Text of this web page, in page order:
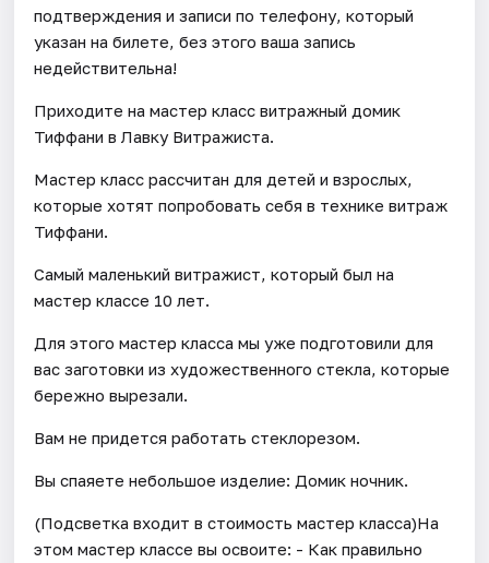
подтверждения и записи по телефону, который
указан на билете, без этого ваша запись
недействительна!
Приходите на мастер класс витражный домик
Тиффани в Лавку Витражиста.
Мастер класс рассчитан для детей и взрослых,
которые хотят попробовать себя в технике витраж
Тиффани.
Самый маленький витражист, который был на
мастер классе 10 лет.
Для этого мастер класса мы уже подготовили для
вас заготовки из художественного стекла, которые
бережно вырезали.
Вам не придется работать стеклорезом.
Вы спаяете небольшое изделие: Домик ночник.
(Подсветка входит в стоимость мастер класса)На
этом мастер классе вы освоите: - Как правильно